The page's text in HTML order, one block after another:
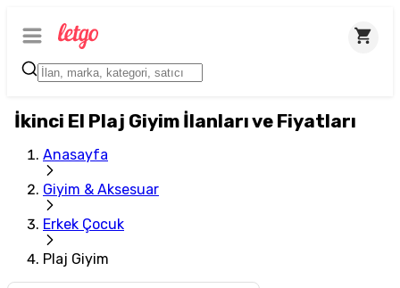
İkinci El Plaj Giyim İlanları ve Fiyatları
Anasayfa
Giyim & Aksesuar
Erkek Çocuk
Plaj Giyim